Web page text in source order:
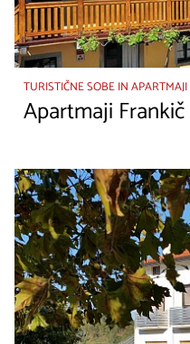
TURISTIČNE SOBE IN APARTMAJI
Apartmaji Frankič